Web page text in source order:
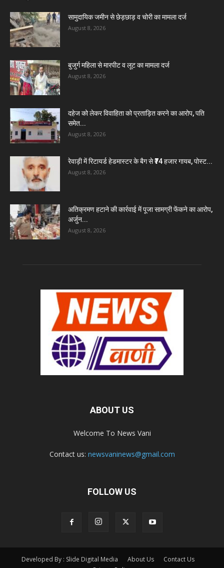
सामुदायिक जमीन से छेड़छाड़ व चोरी का मामला दर्ज
August 8, 2026
बुजुर्ग महिला से मारपीट व लूट का मामला दर्ज
August 8, 2026
दहेज को लेकर विवाहिता को प्रताड़ित करने का आरोप, पति
समेत...
August 8, 2026
रेवाड़ी में रिटायर्ड हेडमास्टर के बैग से ₹74 हजार गायब, पोस्ट...
August 8, 2026
अतिक्रमण हटाने की कार्रवाई में पूजा सामग्री फेंकने का आरोप,
अर्जुन...
August 8, 2026
ABOUT US
Welcome To News Vani
Contact us: newsvaninews@gmail.com
FOLLOW US
Developed By : Slide Digital Media About Us
Contact Us